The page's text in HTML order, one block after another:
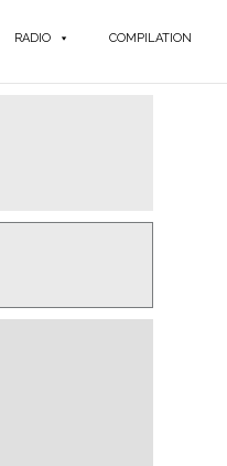
RADIO COMPILATION